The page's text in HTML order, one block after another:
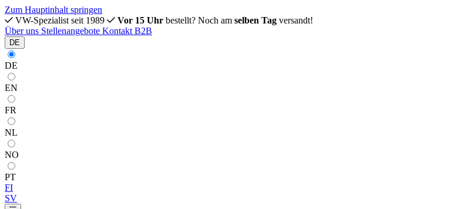
Zum Hauptinhalt springen
VW-Spezialist seit 1989
Vor 15 Uhr bestellt? Noch am selben Tag versandt!
Über uns Stellenangebote Kontakt B2B
DE
DE
EN
FR
NL
NO
PT
FI
SV